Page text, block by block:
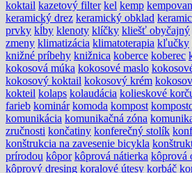
koktail kazetový filter kel kemp
keramický drez keramický obklad
prvky kĺby klenoty klíčky kliešť obyčajný
zmeny klimatizácia klimatoterapia kľučky
knižné príbehy knižnica koberce koberec
kokosová múka kokosové maslo
kokosový koktail kokosový krém
kokteil kolaps kolaudácia kolieskové
farieb kominár komoda kompost
komunikácia komunikačná zóna
zručnosti končatiny konferečný stolík
konštrukcia na zavesenie bicykla
prírodou kôpor kôprová nátierka kôprová
kôprový dresing koralové útesy korbáč